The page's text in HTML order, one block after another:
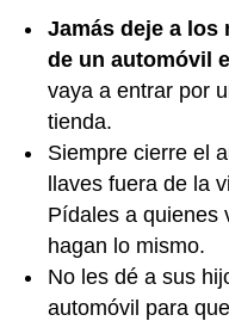
Jamás deje a los
de un automóvil
vaya a entrar por
tienda.
Siempre cierre el
llaves fuera de la
Pídales a quienes
hagan lo mismo.
No les dé a sus
automóvil para